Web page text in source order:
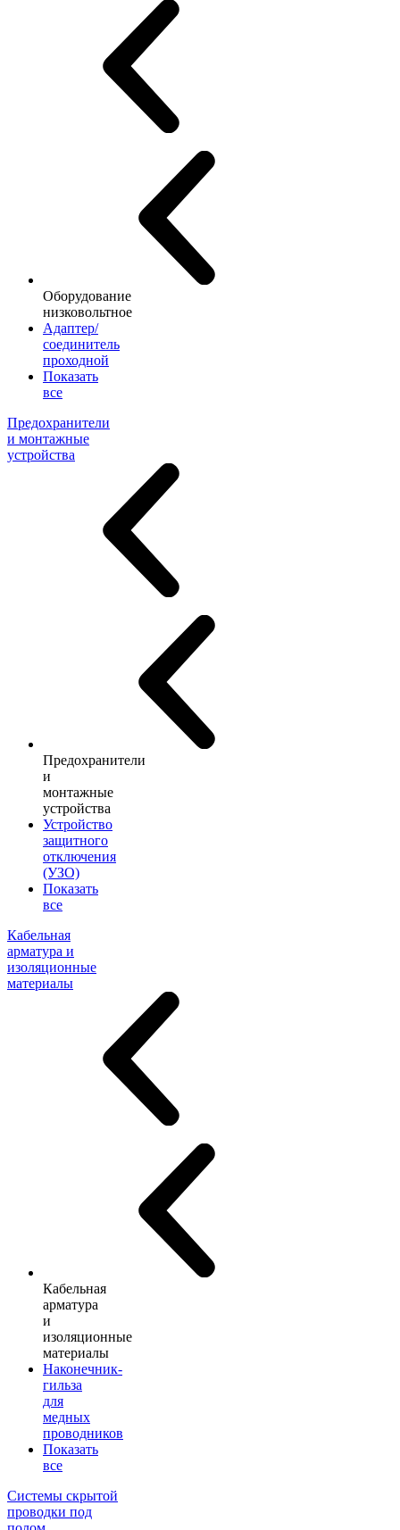
Оборудование
низковольтное
Адаптер/
соединитель
проходной
Показать
все
Предохранители
и монтажные
устройства
Предохранители
и
монтажные
устройства
Устройство
защитного
отключения
(УЗО)
Показать
все
Кабельная
арматура и
изоляционные
материалы
Кабельная
арматура
и
изоляционные
материалы
Наконечник-
гильза
для
медных
проводников
Показать
все
Системы скрытой
проводки под